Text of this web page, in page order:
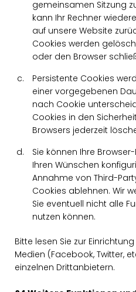
gemeinsamen Sitzung
kann Ihr Rechner
auf unsere Website
Cookies werden
oder den Browser
Persistente Cookies
einer vorgegebenen
nach Cookie
Cookies in den
Browsers jederzeit
Sie können Ihre
Ihren Wünschen
Annahme von Third-
Cookies ablehnen. Wir
Sie eventuell nicht alle
nutzen können.
Bitte lesen Sie zur
Medien (Facebook, Twitter,
einzelnen Drittanbietern.